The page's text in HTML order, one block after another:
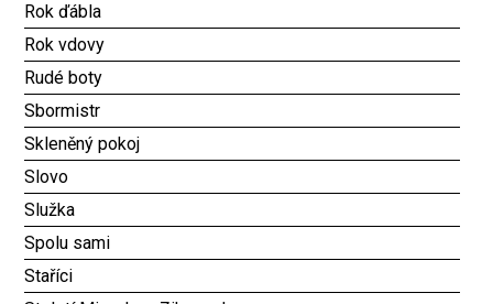
Rok ďábla
Rok vdovy
Rudé boty
Sbormistr
Skleněný pokoj
Slovo
Služka
Spolu sami
Staříci